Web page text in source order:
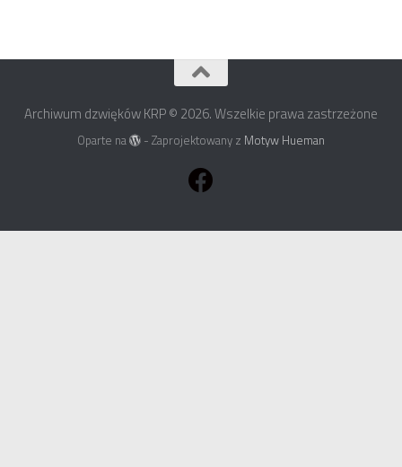
Archiwum dzwięków KRP © 2026. Wszelkie prawa zastrzeżone
Oparte na - Zaprojektowany z Motyw Hueman